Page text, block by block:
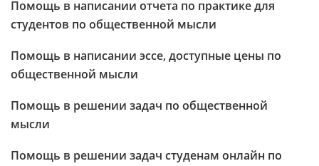
Помощь в написании отчета по практике для
студентов по общественной мысли
Помощь в написании эссе, доступные цены по
общественной мысли
Помощь в решении задач по общественной
мысли
Помощь в решении задач студенам онлайн по